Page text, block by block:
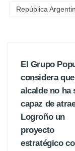
República
El Grupo
considera
alcalde no ha
capaz de
Logroño un
proyecto
estratégico